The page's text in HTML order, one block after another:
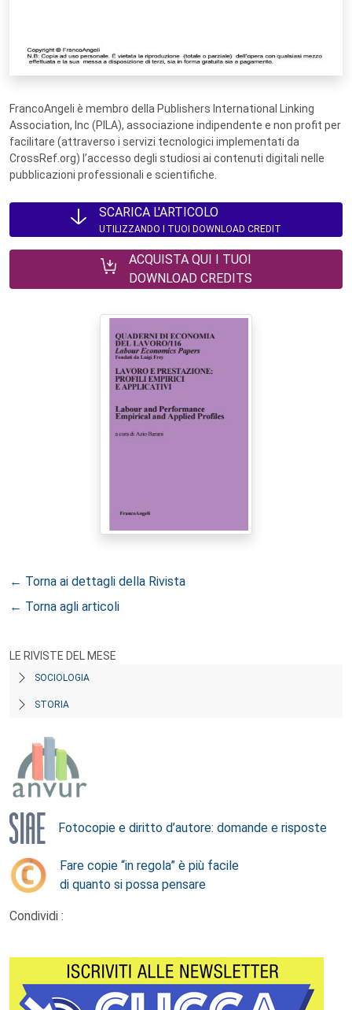
FrancoAngeli è membro della Publishers International Linking
Association, Inc (PILA), associazione indipendente e non profit per
facilitare (attraverso i servizi tecnologici implementati da
CrossRef.org) l’accesso degli studiosi ai contenuti digitali nelle
pubblicazioni professionali e scientifiche.
SCARICA L'ARTICOLO
UTILIZZANDO I TUOI DOWNLOAD CREDIT
ACQUISTA QUI I TUOI
DOWNLOAD CREDITS
← Torna ai dettagli della Rivista
← Torna agli articoli
LE RIVISTE DEL MESE
SOCIOLOGIA
STORIA
Fotocopie e diritto d’autore: domande e risposte
Fare copie “in regola” è più facile
di quanto si possa pensare
Condividi :